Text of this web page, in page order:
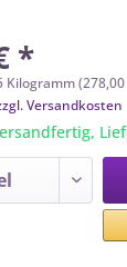
*
Kilogramm
Versandkosten